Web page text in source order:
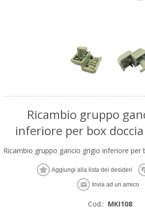
Ricambio gruppo
inferiore per box
Ricambio gruppo gancio grigio inferiore per
Cod.: MKI108